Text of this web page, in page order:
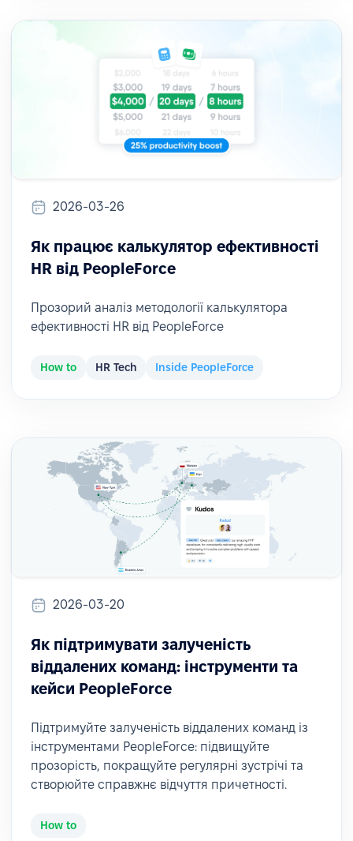
2026-03-26
Як працює калькулятор ефективності
HR від PeopleForce
Прозорий аналіз методології калькулятора
ефективності HR від PeopleForce
How to HR Tech Inside PeopleForce
2026-03-20
Як підтримувати залученість
віддалених команд: інструменти та
кейси PeopleForce
Підтримуйте залученість віддалених команд із
інструментами PeopleForce: підвищуйте
прозорість, покращуйте регулярні зустрічі та
створюйте справжнє відчуття причетності.
How to